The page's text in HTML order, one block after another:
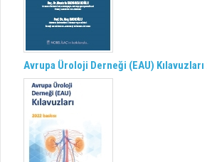
Avrupa Üroloji Derneği (EAU) Kılavuzları